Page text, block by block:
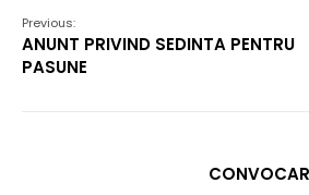
Previous:
ANUNT PRIVIND SEDINTA PENTRU
PASUNE